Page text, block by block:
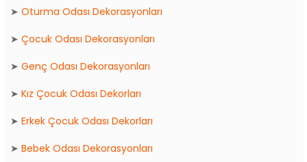
➤ Oturma Odası Dekorasyonları
➤ Çocuk Odası Dekorasyonları
➤ Genç Odası Dekorasyonları
➤ Kız Çocuk Odası Dekorları
➤ Erkek Çocuk Odası Dekorları
➤ Bebek Odası Dekorasyonları